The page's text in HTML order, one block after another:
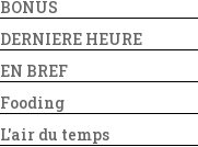
BONUS
DERNIERE HEURE
EN BREF
Fooding
L'air du temps